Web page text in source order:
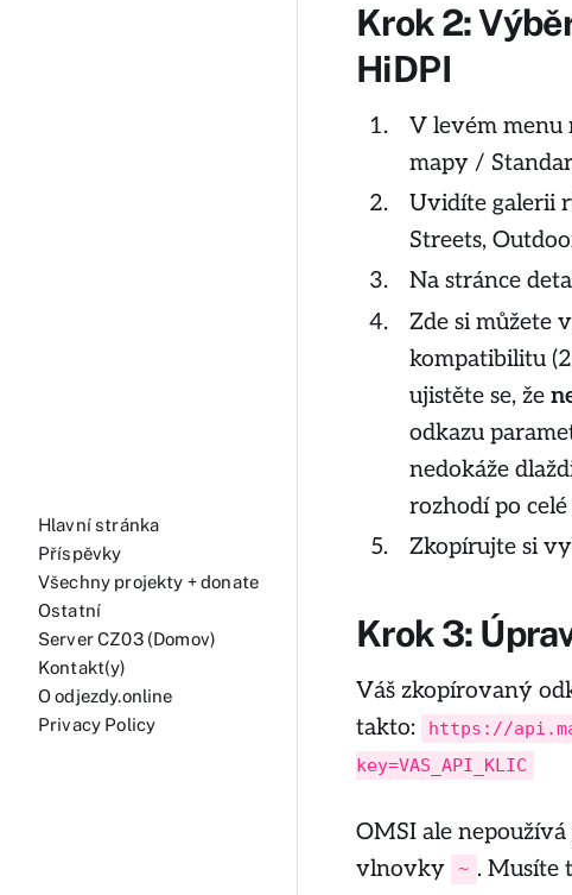
Hlavní stránka
Příspěvky
Všechny projekty + donate
Ostatní
Server CZ03 (Domov)
Kontakt(y)
O odjezdy.online
Privacy Policy
Krok 2:
HiDPI
V levém menu
mapy /
Uvidíte galerii
Streets,
Na stránce
Zde si můžete
kompatibilitu
ujistěte se, že
odkazu
nedokáže
rozhodí po celé
Zkopírujte si
Krok 3:
Váš zkopírovaný
takto:
https://
key=VAS_API_KLIC
OMSI ale
vlnovky
~ . Musíte